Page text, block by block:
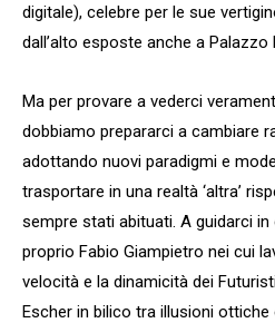
digitale), celebre per le sue
dall’alto esposte anche a Palazzo
Ma per provare a vederci
dobbiamo prepararci a cambiare
adottando nuovi paradigmi e
trasportare in una realtà ‘altra’
sempre stati abituati. A guidarci
proprio Fabio Giampietro nei cui
velocità e la dinamicità dei
Escher in bilico tra illusioni